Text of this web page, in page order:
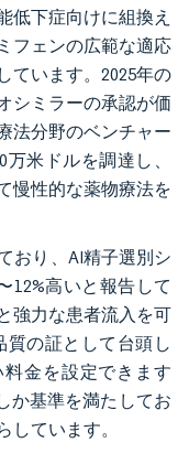
低下症向けに組換え
フェンの広範な適応
ています。2025年の
シミラーの承認が価
法分野のベンチャー
米ドルを調達し、
慢性的な薬物療法を
おり、AI精子選別シ
12%高いと報告して
強力な患者流入を可
質の証として台頭し
金を設定できます
か基準を満たしてお
しています。